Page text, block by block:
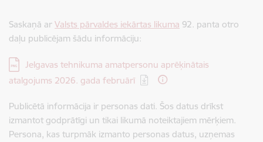
Saskaņā ar Valsts pārvaldes iekārtas likuma 92. panta otro
daļu publicējam šādu informāciju:
Lejupielādēt:
Jelgavas tehnikuma amatpersonu aprēķinātais
atalgojums 2026. gada februārī
Publicētā informācija ir personas dati. Šos datus drīkst
izmantot godprātīgi un tikai likumā noteiktajiem mērķiem.
Persona, kas turpmāk izmanto personas datus, uzņemas